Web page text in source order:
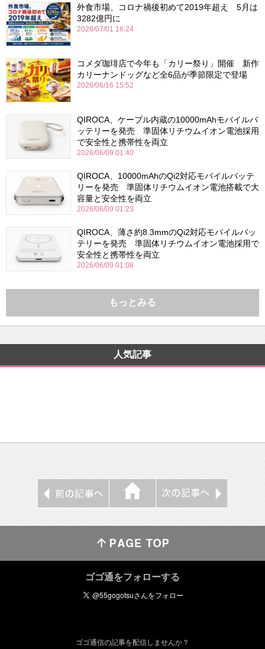
外食市場、コロナ禍後初めて2019年超え 5月は
3282億円に
2026/07/01 16:24
コメダ珈琲店で今年も「カリー祭り」開催 新作
カリーナンドッグなど全6品が季節限定で登場
2026/06/16 15:52
QIROCA、ケーブル内蔵の10000mAhモバイルバ
ッテリーを発売 準固体リチウムイオン電池採用
で安全性と携帯性を両立
2026/06/09 01:40
QIROCA、10000mAhのQi2対応モバイルバッテ
リーを発売 準固体リチウムイオン電池搭載で大
容量と安全性を両立
2026/06/09 01:23
QIROCA、薄さ約8.3mmのQi2対応モバイルバッ
テリーを発売 準固体リチウムイオン電池採用で
安全性と携帯性を両立
2026/06/09 01:08
もっとみる
人気記事
ゴゴ通をフォローする
ゴゴ通信の記事を配信しませんか？